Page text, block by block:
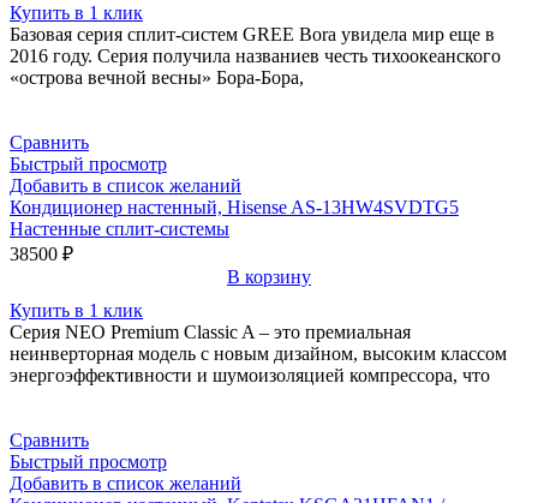
Купить в 1 клик
Базовая серия сплит-систем GREE Bora увидела мир еще в
2016 году. Серия получила названиев честь тихоокеанского
«острова вечной весны» Бора-Бора,
Сравнить
Быстрый просмотр
Добавить в список желаний
Кондиционер настенный, Hisense AS-13HW4SVDTG5
Настенные сплит-системы
38500 ₽
В корзину
Купить в 1 клик
Серия NEO Premium Classic A – это премиальная
неинверторная модель с новым дизайном, высоким классом
энергоэффективности и шумоизоляцией компрессора, что
Сравнить
Быстрый просмотр
Добавить в список желаний